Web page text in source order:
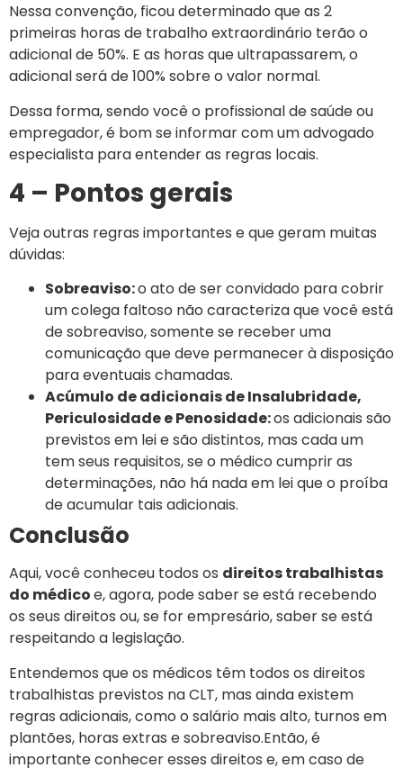
Nessa convenção, ficou determinado que as 2
primeiras horas de trabalho extraordinário terão o
adicional de 50%. E as horas que ultrapassarem, o
adicional será de 100% sobre o valor normal.
Dessa forma, sendo você o profissional de saúde ou
empregador, é bom se informar com um advogado
especialista para entender as regras locais.
4 – Pontos gerais
Veja outras regras importantes e que geram muitas
dúvidas:
Sobreaviso:o ato de ser convidado para cobrir
um colega faltoso não caracteriza que você está
de sobreaviso, somente se receber uma
comunicação que deve permanecer à disposição
para eventuais chamadas.
Acúmulo de adicionais de Insalubridade,
Periculosidade e Penosidade:os adicionais são
previstos em lei e são distintos, mas cada um
tem seus requisitos, se o médico cumprir as
determinações, não há nada em lei que o proíba
de acumular tais adicionais.
Conclusão
Aqui, você conheceu todos os direitos trabalhistas
do médicoe, agora, pode saber se está recebendo
os seus direitos ou, se for empresário, saber se está
respeitando a legislação.
Entendemos que os médicos têm todos os direitos
trabalhistas previstos na CLT, mas ainda existem
regras adicionais, como o salário mais alto, turnos em
plantões, horas extras e sobreaviso.Então, é
importante conhecer esses direitos e, em caso de